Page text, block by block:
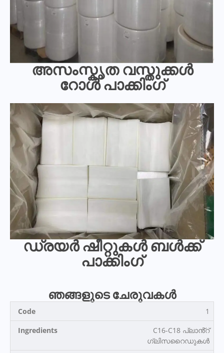
അസംസ്കൃത വസ്തുക്കൾ
റോൾ പാക്കിംഗ്
ഡ്രയർ ഷീറ്റുകൾ ബൾക്ക്
പാക്കിംഗ്
ഞങ്ങളുടെ ചേരുവകൾ
1
C16-C18 പ്ലാൻ്റ്
ഗ്ലിസറൈഡുകൾ